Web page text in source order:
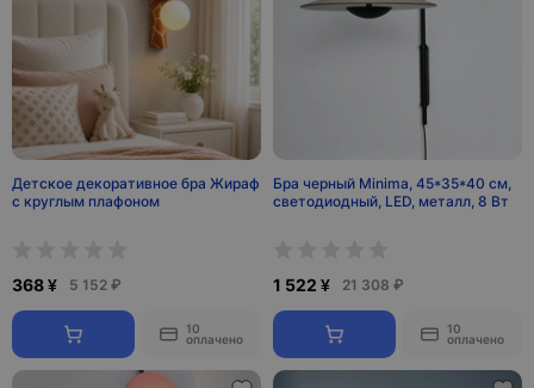
Детское декоративное бра Жираф
с круглым плафоном
368 ¥ 5 152 ₽
10
оплачено
Бра черный Minima, 45*35*40 см,
светодиодный, LED, металл, 8 Вт
1 522 ¥ 21 308 ₽
10
оплачено